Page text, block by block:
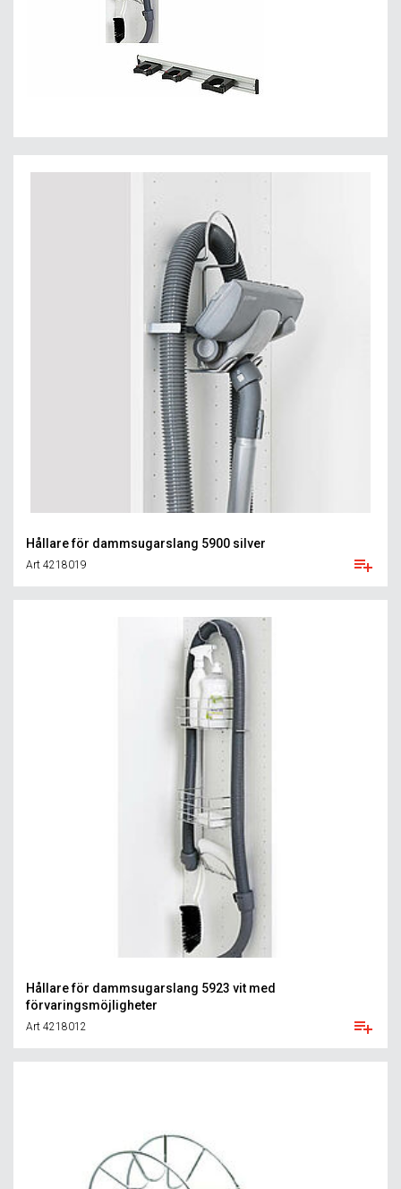
Hållare för dammsugarslang 5900 silver
Art 4218019
Hållare för dammsugarslang 5923 vit med
förvaringsmöjligheter
Art 4218012